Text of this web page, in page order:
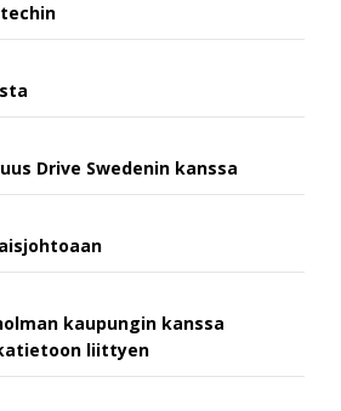
Drive Swedenin kanssa
kaupungin kanssa
liittyen